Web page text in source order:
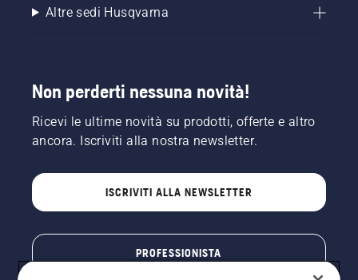
Altre sedi Husqvarna
Non perderti nessuna novità!
Ricevi le ultime novità su prodotti, offerte e altro
ancora. Iscriviti alla nostra newsletter.
ISCRIVITI ALLA NEWSLETTER
PROFESSIONISTA